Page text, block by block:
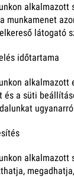
alkalmazott
munkamenet
látogató
időtartama
alkalmazott
és a süti